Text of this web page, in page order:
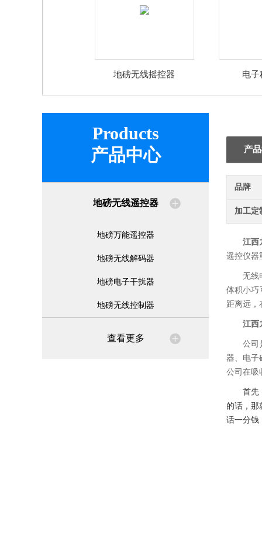
地磅无线摇控器 电子
Products
产品中心
地磅无线遥控器
地磅万能遥控器
地磅无线解码器
地磅电子干扰器
地磅无线控制器
查看更多
产
品牌
加工定
江西
遥控仪器
无线
体积小巧
距离远，
江西
公司
器、电子
公司在吸
首先
的话，那
话一分钱